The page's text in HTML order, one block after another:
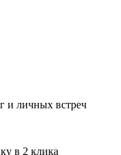
и личных встреч
в 2 клика